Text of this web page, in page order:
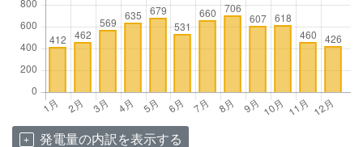
発電量の内訳を表示する